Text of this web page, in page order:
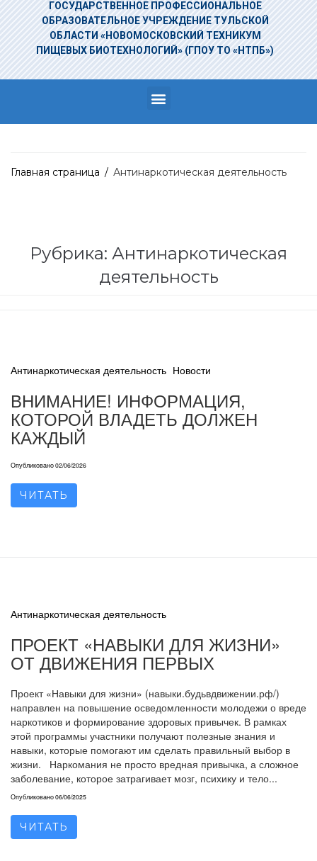
ГОСУДАРСТВЕННОЕ ПРОФЕССИОНАЛЬНОЕ
ОБРАЗОВАТЕЛЬНОЕ УЧРЕЖДЕНИЕТУЛЬСКОЙ
ОБЛАСТИ «НОВОМОСКОВСКИЙ ТЕХНИКУМ
ПИЩЕВЫХ БИОТЕХНОЛОГИЙ» (ГПОУ ТО «НТПБ»)
Главная страница / Антинаркотическая деятельность
Рубрика: Антинаркотическая
деятельность
Антинаркотическая деятельность Новости
ВНИМАНИЕ! ИНФОРМАЦИЯ,
КОТОРОЙ ВЛАДЕТЬ ДОЛЖЕН
КАЖДЫЙ
Опубликовано02/06/2026
ЧИТАТЬ
Антинаркотическая деятельность
ПРОЕКТ «НАВЫКИ ДЛЯ ЖИЗНИ»
ОТ ДВИЖЕНИЯ ПЕРВЫХ
Проект «Навыки для жизни» (навыки.будьвдвижении.рф/)
направлен на повышение осведомленности молодежи о вреде
наркотиков и формирование здоровых привычек. В рамках
этой программы участники получают полезные знания и
навыки, которые помогают им сделать правильный выбор в
жизни. Наркомания не просто вредная привычка, а сложное
заболевание, которое затрагивает мозг, психику и тело...
Опубликовано06/06/2025
ЧИТАТЬ